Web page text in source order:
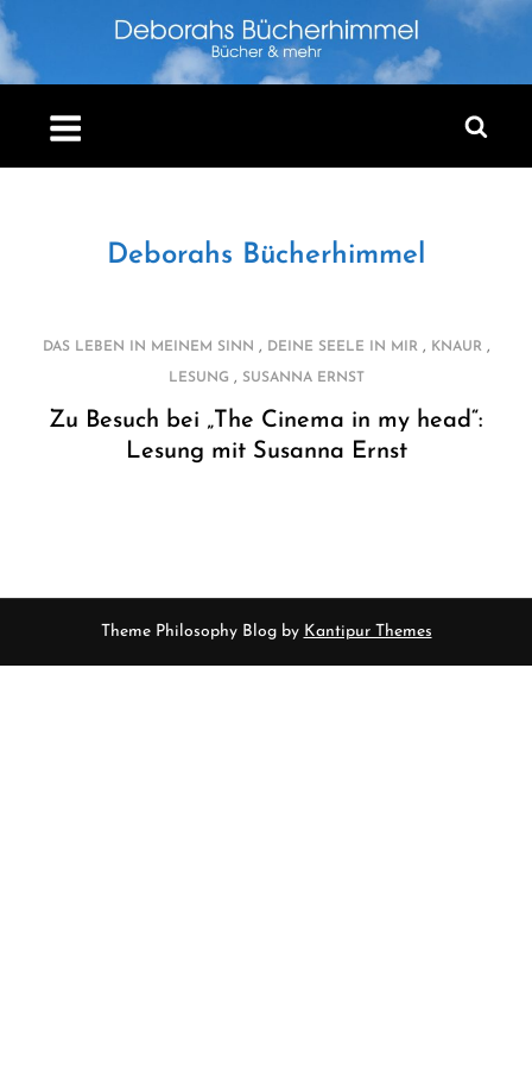
Skip
to
content
Deborahs Bücherhimmel
DAS LEBEN IN MEINEM SINN , DEINE SEELE IN MIR, KNAUR,
LESUNG , SUSANNA ERNST
Zu Besuch bei „The Cinema in my head“:
Lesung mit Susanna Ernst
Theme Philosophy Blog by Kantipur Themes